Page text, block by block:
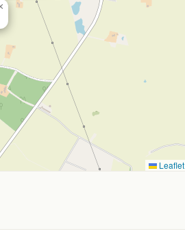
Leaflet